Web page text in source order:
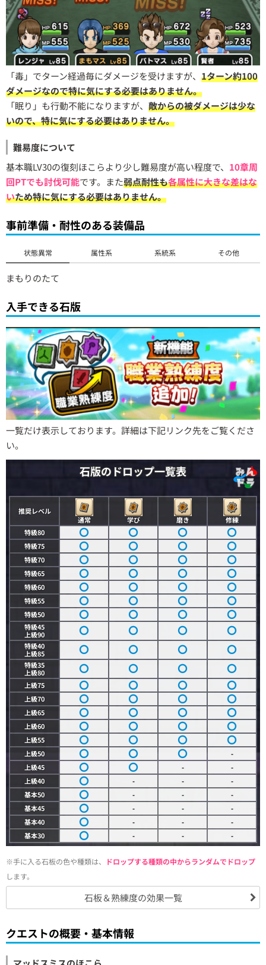
「毒」でターン経過毎にダメージを受けますが、 1ターン約100
ダメージなので特に気にする必要はありません。
「眠り」も行動不能になりますが、 敵からの被ダメージは少な
いので、特に気にする必要はありません。
難易度について
基本職LV30の復刻ほこらより少し難易度が高い程度で、 10章周
回PTでも討伐可能です。また弱点耐性も各属性に大きな差はな
いため特に気にする必要はありません。
事前準備・耐性のある装備品
状態異常 属性系 系統系 その他
まもりのたて
入手できる石版
一覧だけ表示しております。詳細は下記リンク先をご覧くださ
い。
石版のドロップ一覧表
推奨レベル
通常
学び 磨き
修練
特級80
特級75
特級70
特級65
特級60
特級55
特級50
特級45
上級90
特級40
上級85
特級35
上級80
上級75
上級70
上級65
上級60
上級55
上級50
-
上級45
-
-
上級40
- -
-
基本50
- -
-
基本45
- -
-
基本40
- -
-
基本30
- - -
※手に入る石板の色や種類は、
ドロップする種類の中からランダムでドロップ
します。
石板＆熟練度の効果一覧
クエストの概要・基本情報